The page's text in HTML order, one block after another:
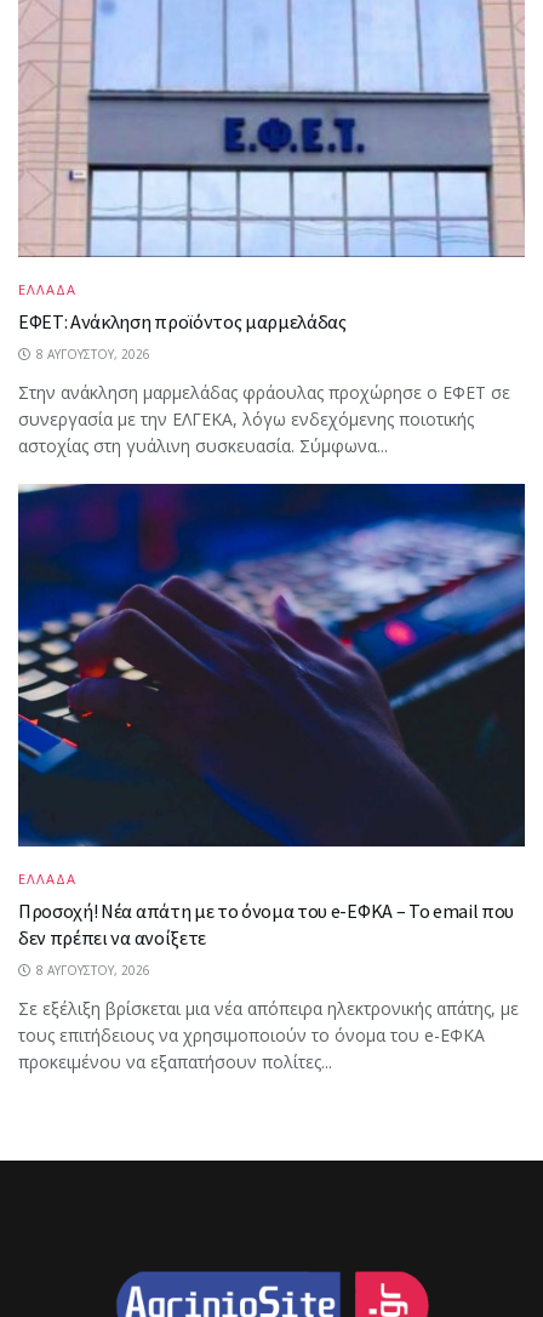
ΕΛΛΑΔΑ
ΕΦΕΤ: Ανάκληση προϊόντος μαρμελάδας
8 ΑΥΓΟΎΣΤΟΥ, 2026
Στην ανάκληση μαρμελάδας φράουλας προχώρησε ο ΕΦΕΤ σε
συνεργασία με την ΕΛΓΕΚΑ, λόγω ενδεχόμενης ποιοτικής
αστοχίας στη γυάλινη συσκευασία. Σύμφωνα...
ΕΛΛΑΔΑ
Προσοχή! Νέα απάτη με το όνομα του e-ΕΦΚΑ – Το email που
δεν πρέπει να ανοίξετε
8 ΑΥΓΟΎΣΤΟΥ, 2026
Σε εξέλιξη βρίσκεται μια νέα απόπειρα ηλεκτρονικής απάτης, με
τους επιτήδειους να χρησιμοποιούν το όνομα του e-ΕΦΚΑ
προκειμένου να εξαπατήσουν πολίτες...